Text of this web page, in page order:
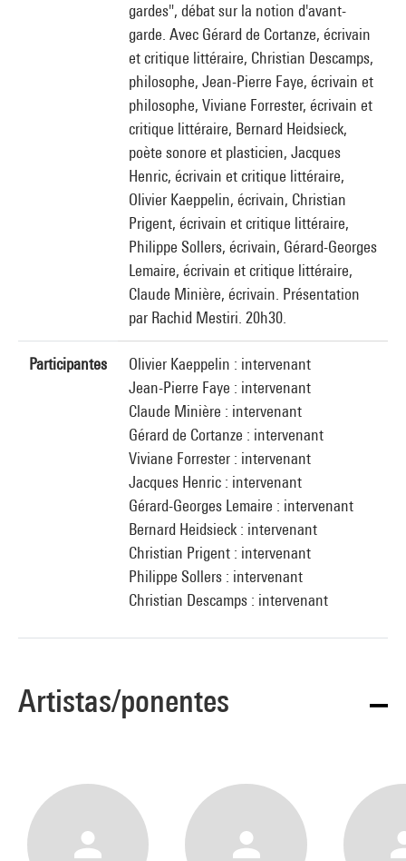
gardes", débat sur la notion d'avant-
garde. Avec Gérard de Cortanze, écrivain
et critique littéraire, Christian Descamps,
philosophe, Jean-Pierre Faye, écrivain et
philosophe, Viviane Forrester, écrivain et
critique littéraire, Bernard Heidsieck,
poète sonore et plasticien, Jacques
Henric, écrivain et critique littéraire,
Olivier Kaeppelin, écrivain, Christian
Prigent, écrivain et critique littéraire,
Philippe Sollers, écrivain, Gérard-Georges
Lemaire, écrivain et critique littéraire,
Claude Minière, écrivain. Présentation
par Rachid Mestiri. 20h30.
Participantes
Olivier Kaeppelin : intervenant
Jean-Pierre Faye : intervenant
Claude Minière : intervenant
Gérard de Cortanze : intervenant
Viviane Forrester : intervenant
Jacques Henric : intervenant
Gérard-Georges Lemaire : intervenant
Bernard Heidsieck : intervenant
Christian Prigent : intervenant
Philippe Sollers : intervenant
Christian Descamps : intervenant
Artistas/ponentes